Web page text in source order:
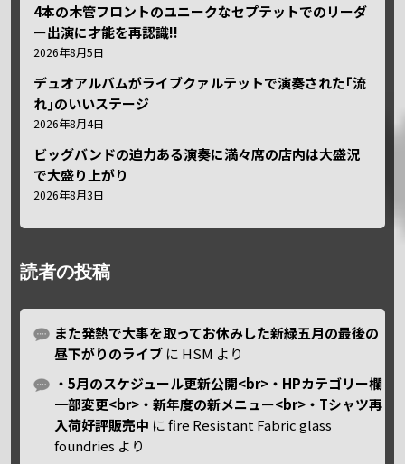
4本の木管フロントのユニークなセプテットでのリーダ
ー出演に才能を再認識!!
2026年8月5日
デュオアルバムがライブクァルテットで演奏された｢流
れ｣のいいステージ
2026年8月4日
ビッグバンドの迫力ある演奏に満々席の店内は大盛況
で大盛り上がり
2026年8月3日
読者の投稿
また発熱で大事を取ってお休みした新緑五月の最後の
昼下がりのライブ に HSM より
・5月のスケジュール更新公開<br>・HPカテゴリー欄
一部変更<br>・新年度の新メニュー<br>・Tシャツ再
入荷好評販売中 にfire Resistant Fabric glass
foundries より